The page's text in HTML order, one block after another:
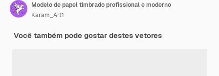
Modelo de papel timbrado profissional e moderno
Karam_Art1
Você também pode gostar destes vetores